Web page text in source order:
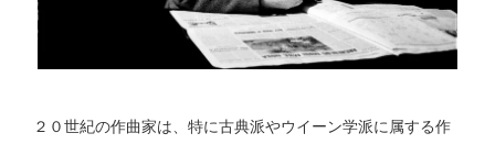
２０世紀の作曲家は、特に古典派やウイーン学派に属する作